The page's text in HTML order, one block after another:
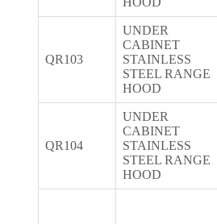
QR103
UNDER
CABINET
STAINLESS
STEEL RANGE
HOOD
QR104
UNDER
CABINET
STAINLESS
STEEL RANGE
HOOD